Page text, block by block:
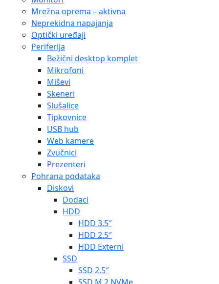
Mrežna oprema – aktivna
Neprekidna napajanja
Optički uređaji
Periferija
Bežični desktop komplet
Mikrofoni
Miševi
Skeneri
Slušalice
Tipkovnice
USB hub
Web kamere
Zvučnici
Prezenteri
Pohrana podataka
Diskovi
Dodaci
HDD
HDD 3.5″
HDD 2.5″
HDD Externi
SSD
SSD 2.5″